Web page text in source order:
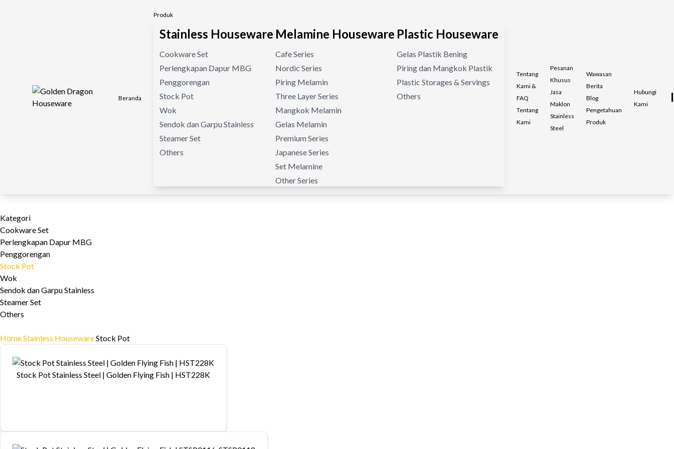
Beranda
Produk
Stainless Houseware
Cookware Set
Perlengkapan Dapur MBG
Penggorengan
Stock Pot
Wok
Sendok dan Garpu Stainless
Steamer Set
Others
Melamine Houseware
Cafe Series
Nordic Series
Piring Melamin
Three Layer Series
Mangkok Melamin
Gelas Melamin
Premium Series
Japanese Series
Set Melamine
Other Series
Plastic Houseware
Gelas Plastik Bening
Piring dan Mangkok Plastik
Plastic Storages & Servings
Others
Tentang
Kami &
FAQ
Tentang
Kami
Pesanan
Khusus
Jasa
Maklon
Stainless
Steel
Wawasan
Berita
Blog
Pengetahuan
Produk
Hubungi
Kami
Kategori
Cookware Set
Perlengkapan Dapur MBG
Penggorengan
Stock Pot
Wok
Sendok dan Garpu Stainless
Steamer Set
Others
HomeStainless HousewareStock Pot
Stock Pot Stainless Steel | Golden Flying Fish | HST228K